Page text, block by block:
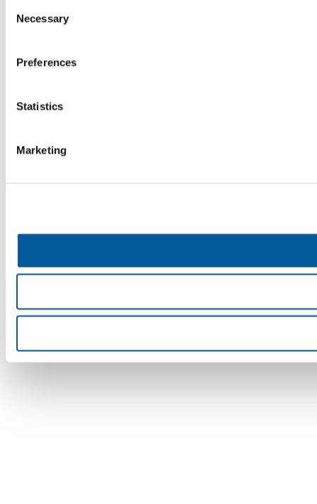
Selection
Necessary
Preferences
Statistics
Marketing